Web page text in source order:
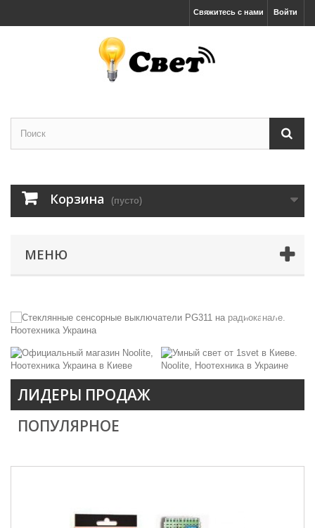
Войти
Свяжитесь с нами
Корзина (пусто)
МЕНЮ
ЛИДЕРЫ ПРОДАЖ
ПОПУЛЯРНОЕ